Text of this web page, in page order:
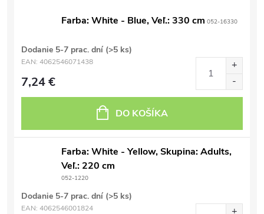
Farba: White - Blue, Veľ.: 330 cm 052-16330
Dodanie 5-7 prac. dní (>5 ks)
EAN: 4062546071438
7,24 €
DO KOŠÍKA
Farba: White - Yellow, Skupina: Adults,
Veľ.: 220 cm
052-1220
Dodanie 5-7 prac. dní (>5 ks)
EAN: 4062546001824